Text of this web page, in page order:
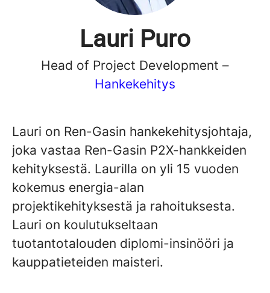
Lauri Puro
Head of Project Development –
Hankekehitys
Lauri on Ren-Gasin hankekehitysjohtaja,
joka vastaa Ren-Gasin P2X-hankkeiden
kehityksestä. Laurilla on yli 15 vuoden
kokemus energia-alan
projektikehityksestä ja rahoituksesta.
Lauri on koulutukseltaan
tuotantotalouden diplomi-insinööri ja
kauppatieteiden maisteri.